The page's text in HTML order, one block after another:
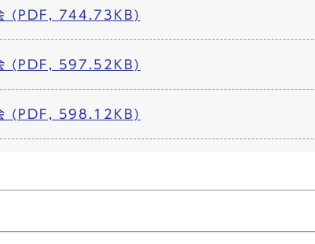
(PDF, 744.73KB)
(PDF, 597.52KB)
(PDF, 598.12KB)